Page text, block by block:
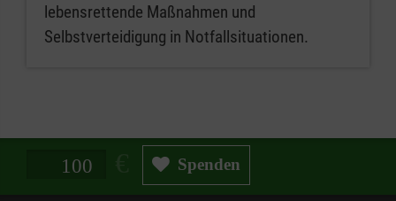
lebensrettende Maßnahmen und
Selbstverteidigung in Notfallsituationen.
Spendenbetrag in Euro Spenden